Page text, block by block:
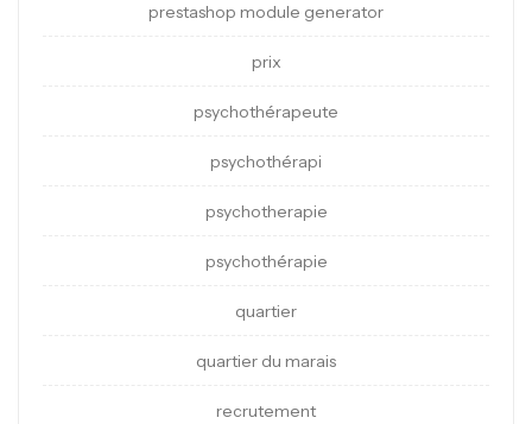
prestashop module generator
prix
psychothérapeute
psychothérapi
psychotherapie
psychothérapie
quartier
quartier du marais
recrutement